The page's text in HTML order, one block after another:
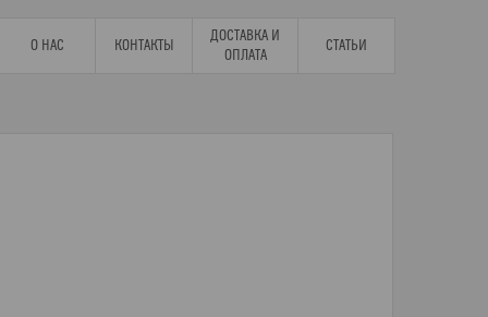
О НАС КОНТАКТЫ
ДОСТАВКА И
ОПЛАТА
СТАТЬИ